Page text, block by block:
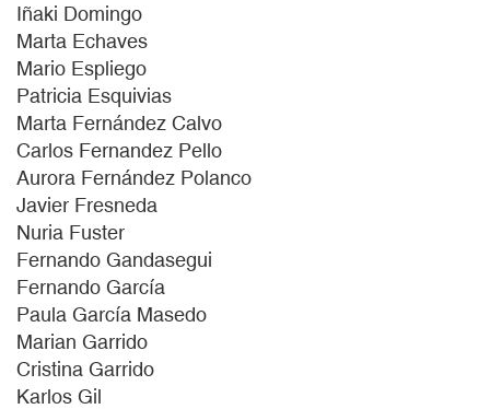
Iñaki Domingo
Marta Echaves
Mario Espliego
Patricia Esquivias
Marta Fernández Calvo
Carlos Fernandez Pello
Aurora Fernández Polanco
Javier Fresneda
Nuria Fuster
Fernando Gandasegui
Fernando García
Paula García Masedo
Marian Garrido
Cristina Garrido
Karlos Gil